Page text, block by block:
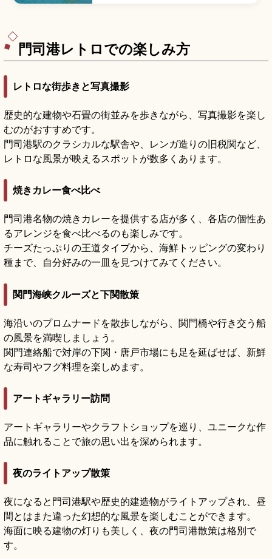
門司港レトロでの楽しみ方
レトロな街歩きと写真撮影
歴史的な建物や石畳の街並みを歩きながら、写真撮影を楽し
むのがおすすめです。
門司港駅のクラシカルな駅舎や、レンガ造りの旧税関など、
レトロな風景が映えるスポットが数多くあります。
焼きカレー食べ比べ
門司港名物の焼きカレーを提供する店が多く、各店の個性あ
るアレンジを食べ比べるのも楽しみです。
チーズたっぷりの王道タイプから、海鮮トッピングの変わり
種まで、自分好みの一皿を見つけてみてください。
関門海峡クルーズと下関散策
海沿いのプロムナードを散歩しながら、関門橋や行き交う船
の風景を満喫しましょう。
関門連絡船で対岸の下関・唐戸市場にも足を延ばせば、新鮮
な寿司やフグ料理を楽しめます。
アートギャラリー訪問
アートギャラリーやクラフトショップを巡り、ユニークな作
品に触れることで旅の思い出を深められます。
夜のライトアップ散策
夜になると門司港駅や歴史的建造物がライトアップされ、昼
間とはまた違った幻想的な風景を楽しむことができます。
海面に映る建物の灯りも美しく、夜の門司港散策は格別で
す。